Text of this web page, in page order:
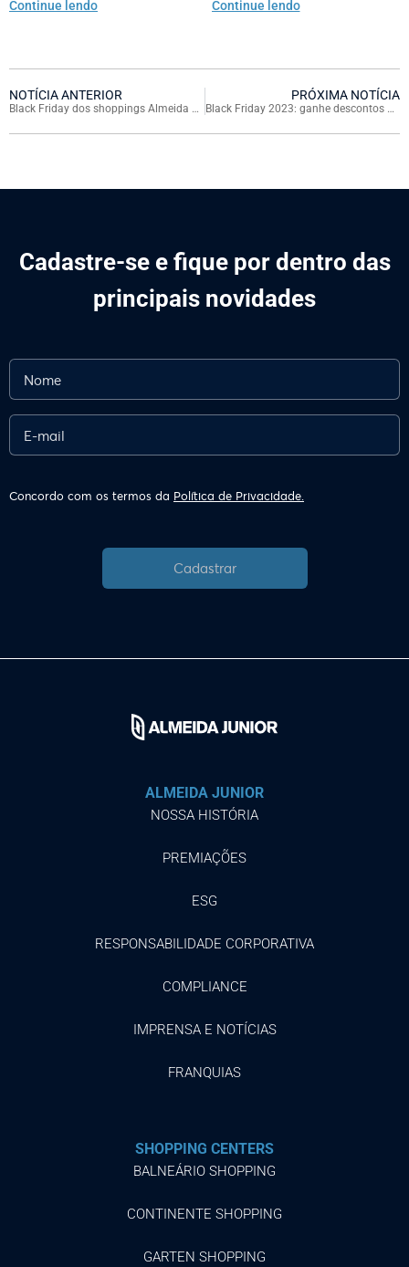
Continue lendo Continue lendo
NOTÍCIA ANTERIOR
Black Friday dos shoppings Almeida Junior terá descontos de até 70%
PRÓXIMA NOTÍCIA
Black Friday 2023: ganhe descontos nas compras e cupons em dobro na promoção Prêmios Pra Valer
Cadastre-se e fique por dentro das
principais novidades
Concordo com os termos da Política de Privacidade.
Cadastrar
ALMEIDA JUNIOR
NOSSA HISTÓRIA
PREMIAÇÕES
ESG
RESPONSABILIDADE CORPORATIVA
COMPLIANCE
IMPRENSA E NOTÍCIAS
FRANQUIAS
SHOPPING CENTERS
BALNEÁRIO SHOPPING
CONTINENTE SHOPPING
GARTEN SHOPPING